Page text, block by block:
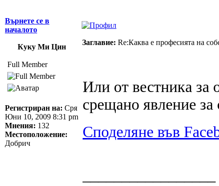
Върнете се в
началото
Куку Ми Цин
Заглавие: Re:Каква е професията на
Full Member
Регистриран на: Сря
Юни 10, 2009 8:31 pm
Мнения: 132
Местоположение:
Добрич
Или от вестника за
срещано явление
Споделяне във